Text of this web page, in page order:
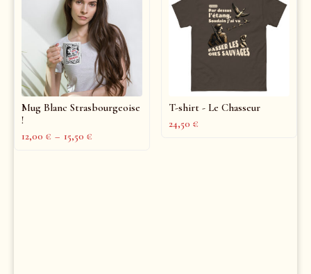
Mug Blanc Strasbourgeoise
!
12,00 € – 15,50 €
T-shirt - Le Chasseur
24,50 €